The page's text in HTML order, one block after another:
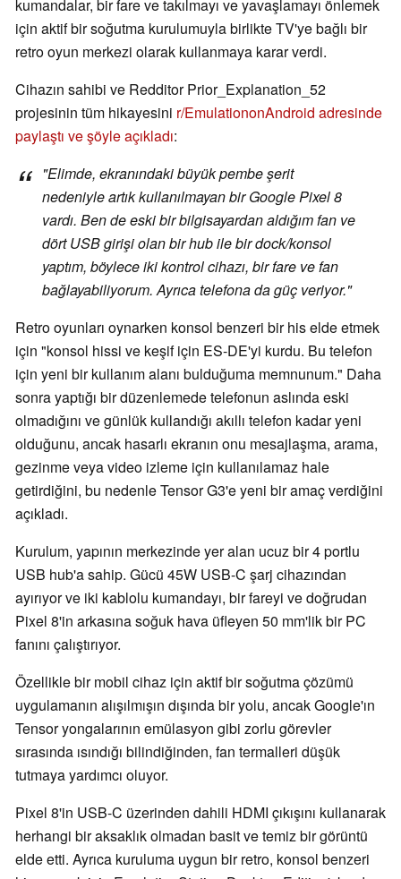
kumandalar, bir fare ve takılmayı ve yavaşlamayı önlemek
için aktif bir soğutma kurulumuyla birlikte TV'ye bağlı bir
retro oyun merkezi olarak kullanmaya karar verdi.
Cihazın sahibi ve Redditor Prior_Explanation_52
projesinin tüm hikayesini r/EmulationonAndroid adresinde
paylaştı ve şöyle açıkladı:
"Elimde, ekranındaki büyük pembe şerit
nedeniyle artık kullanılmayan bir Google Pixel 8
vardı. Ben de eski bir bilgisayardan aldığım fan ve
dört USB girişi olan bir hub ile bir dock/konsol
yaptım, böylece iki kontrol cihazı, bir fare ve fan
bağlayabiliyorum. Ayrıca telefona da güç veriyor."
Retro oyunları oynarken konsol benzeri bir his elde etmek
için "konsol hissi ve keşif için ES-DE'yi kurdu. Bu telefon
için yeni bir kullanım alanı bulduğuma memnunum." Daha
sonra yaptığı bir düzenlemede telefonun aslında eski
olmadığını ve günlük kullandığı akıllı telefon kadar yeni
olduğunu, ancak hasarlı ekranın onu mesajlaşma, arama,
gezinme veya video izleme için kullanılamaz hale
getirdiğini, bu nedenle Tensor G3'e yeni bir amaç verdiğini
açıkladı.
Kurulum, yapının merkezinde yer alan ucuz bir 4 portlu
USB hub'a sahip. Gücü 45W USB-C şarj cihazından
ayırıyor ve iki kablolu kumandayı, bir fareyi ve doğrudan
Pixel 8'in arkasına soğuk hava üfleyen 50 mm'lik bir PC
fanını çalıştırıyor.
Özellikle bir mobil cihaz için aktif bir soğutma çözümü
uygulamanın alışılmışın dışında bir yolu, ancak Google'ın
Tensor yongalarının emülasyon gibi zorlu görevler
sırasında ısındığı bilindiğinden, fan termalleri düşük
tutmaya yardımcı oluyor.
Pixel 8'in USB-C üzerinden dahili HDMI çıkışını kullanarak
herhangi bir aksaklık olmadan basit ve temiz bir görüntü
elde etti. Ayrıca kuruluma uygun bir retro, konsol benzeri